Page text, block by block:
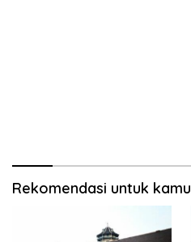
Rekomendasi untuk kamu